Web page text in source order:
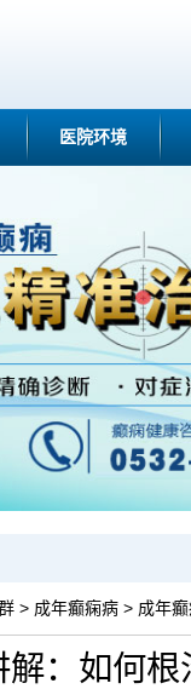
医院环境
> 成年癫痫病 > 成年
：如何